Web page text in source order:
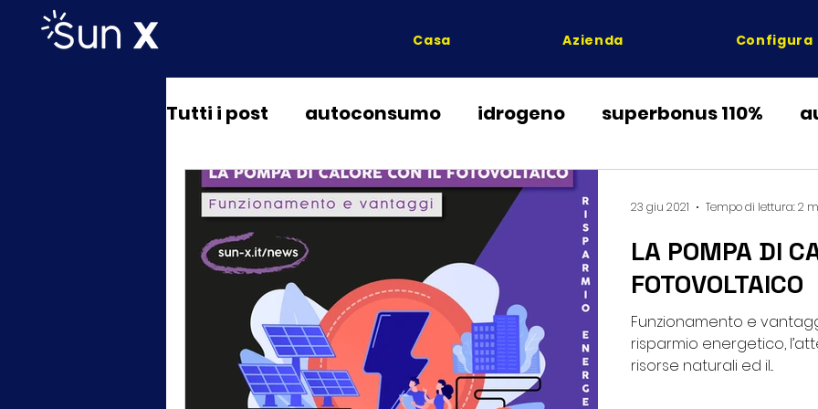
Casa Azienda Configura
Tutti i post autoconsumo idrogeno superbonus 110%
automotive ambiente condono edilizio
fotovoltaico pompa di calore detrazioni fiscali
LA POMPA DI
FOTOVOLTAICO
Funzionamento e
risparmio energetico,
risorse naturali ed il...
23 giu 2021 Tempo di lettura: 2